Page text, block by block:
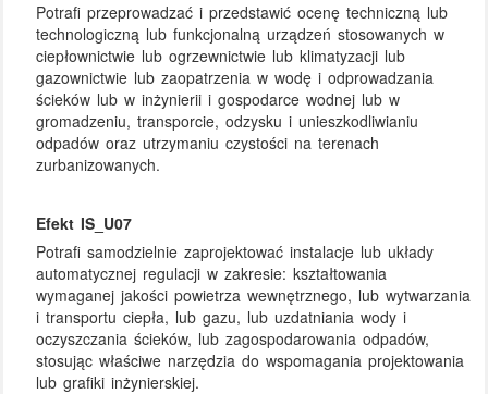
Potrafi przeprowadzać i przedstawić ocenę techniczną lub
technologiczną lub funkcjonalną urządzeń stosowanych w
ciepłownictwie lub ogrzewnictwie lub klimatyzacji lub
gazownictwie lub zaopatrzenia w wodę i odprowadzania
ścieków lub w inżynierii i gospodarce wodnej lub w
gromadzeniu, transporcie, odzysku i unieszkodliwianiu
odpadów oraz utrzymaniu czystości na terenach
zurbanizowanych.
Efekt IS_U07
Potrafi samodzielnie zaprojektować instalacje lub układy
automatycznej regulacji w zakresie: kształtowania
wymaganej jakości powietrza wewnętrznego, lub wytwarzania
i transportu ciepła, lub gazu, lub uzdatniania wody i
oczyszczania ścieków, lub zagospodarowania odpadów,
stosując właściwe narzędzia do wspomagania projektowania
lub grafiki inżynierskiej.